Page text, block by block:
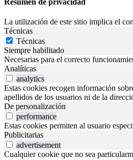
Resumen de privacidad
La utilización de este sitio implica el
Técnicas
Técnicas
Siempre habilitado
Necesarias para el correcto
Analíticas
analytics
Estas cookies recogen información
apellidos de los usuarios ni de la
De personalización
performance
Estas cookies permiten al usuario
Publicitarias
advertisement
Cualquier cookie que no sea